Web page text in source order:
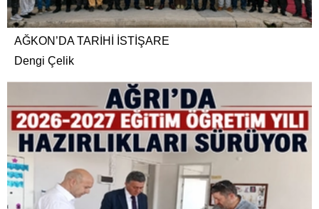
AĞKON’DA TARİHİ İSTİŞARE
Dengi Çelik